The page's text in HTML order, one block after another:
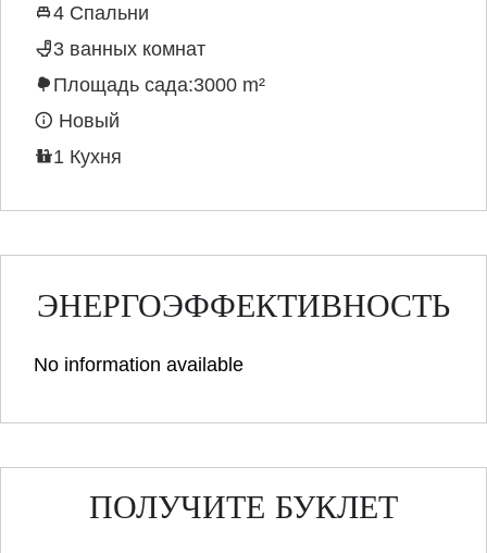
4 Спальни
3 ванных комнат
Площадь сада:3000 m²
Новый
1 Кухня
ЭНЕРГОЭФФЕКТИВНОСТЬ
No information available
ПОЛУЧИТЕ БУКЛЕТ